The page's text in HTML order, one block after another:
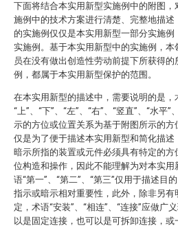
下面将结合本实用新型实施例中的附图，
施例中的技术方案进行清楚、完整地描述
的实施例仅仅是本实用新型一部分实施例
实施例。基于本实用新型中的实施例，本
员在没有做出创造性劳动前提下所获得的
例，都属于本实用新型保护的范围。
在本实用新型的描述中，需要说明的是，
“上”、“下”、“左”、“右”、“竖直”、“水平”
示的方位或位置关系为基于附图所示的方
仅是为了便于描述本实用新型和简化描述
暗示所指的装置或元件必须具有特定的方
位构造和操作，因此不能理解为对本实用
语“第一”、“第二”、“第三”仅用于描述目
指示或暗示相对重要性，此外，除非另有
定，术语“安装”、“相连”、“连接”应做广
以是固定连接，也可以是可拆卸连接，或